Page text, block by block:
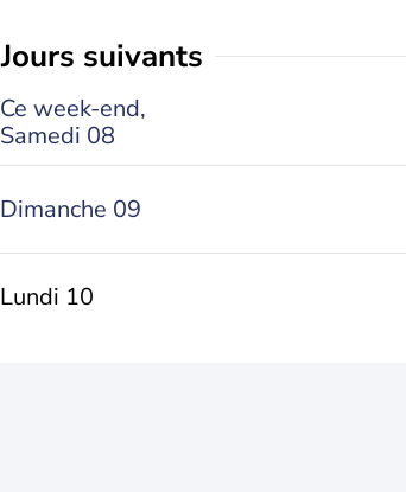
jours suivants
Ce week-end,
Samedi 08
Dimanche 09
Lundi 10